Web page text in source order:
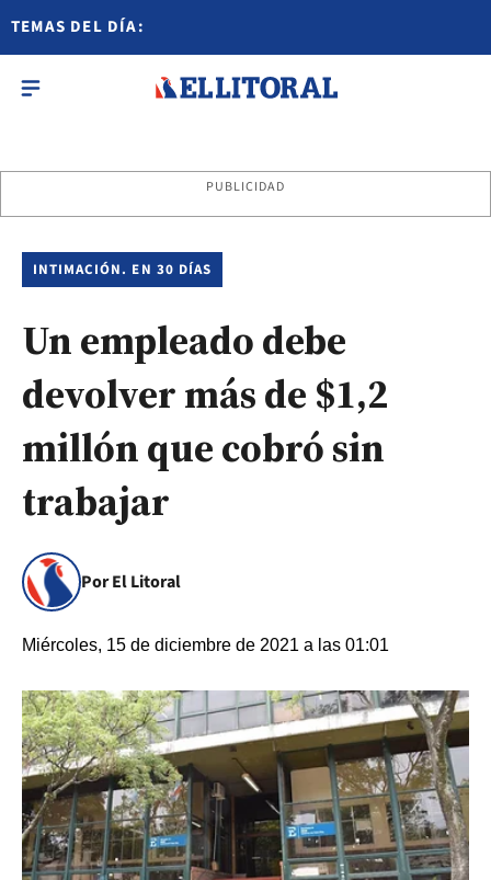
TEMAS DEL DÍA:
PUBLICIDAD
INTIMACIÓN. EN 30 DÍAS
Un empleado debe
devolver más de $1,2
millón que cobró sin
trabajar
Por El Litoral
Miércoles, 15 de diciembre de 2021 a las 01:01